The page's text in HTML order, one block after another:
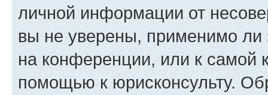
личной информации от
вы не уверены, применимо ли
на конференции, или к самой
помощью к юрисконсульту.